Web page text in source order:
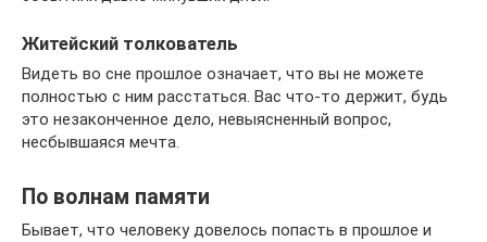
Житейский толкователь
Видеть во сне прошлое означает, что вы не можете
полностью с ним расстаться. Вас что-то держит, будь
это незаконченное дело, невыясненный вопрос,
несбывшаяся мечта.
По волнам памяти
Бывает, что человеку довелось попасть в прошлое и